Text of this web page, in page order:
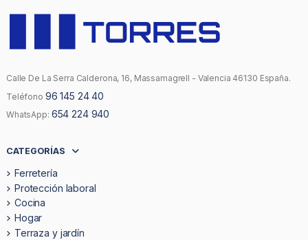
Calle De La Serra Calderona, 16, Massamagrell - Valencia 46130 España.
Teléfono 96 145 24 40
WhatsApp: 654 224 940
CATEGORÍAS
Ferretería
Protección laboral
Cocina
Hogar
Terraza y jardín